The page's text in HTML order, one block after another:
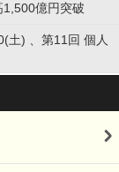
億円突破
土) 、第11回 個人